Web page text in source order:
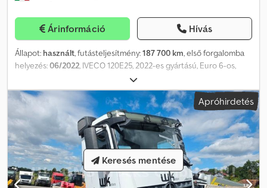
Árinformáció Hívás
Állapot: használt, futásteljesítmény:187 700 km, első forgalomba
helyezés:06/2022, IVECO 120E25, 2022-es gyártású, Euro 6-os,
fehér színű, 187 700 km futásteljesítményű, ZF 12 fokozatú
automata váltóval szerelt, állóhelyzetben működő
légkondicionálóval, pneumatikus hátsó felfüggesztéssel, oldalsó,
gyalogosokra figyelmeztető kamerával, vontatható tömeggel,
3690 mm tengelytávolsággal, és napellenzővel rendelkezik.
Dsdpfeyzyxisx Ag Neck
Apróhirdetés
Keresés mentése